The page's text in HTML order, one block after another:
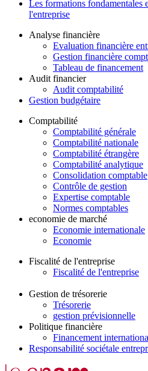
Les formations fondamentales
l'entreprise
Analyse financière
Evaluation financière
Gestion financière
Tableau de financement
Audit financier
Audit comptabilité
Gestion budgétaire
Comptabilité
Comptabilité générale
Comptabilité nationale
Comptabilité étrangère
Comptabilité analytique
Consolidation comptable
Contrôle de gestion
Expertise comptable
Normes comptables
economie de marché
Economie internationale
Economie
Fiscalité de l'entreprise
Fiscalité de l'entreprise
Gestion de trésorerie
Trésorerie
gestion prévisionnelle
Politique financière
Financement
Responsabilité sociétale